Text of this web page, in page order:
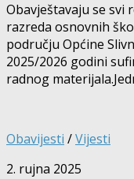
Obavještavaju se svi
razreda osnovnih
području Općine
2025/2026 godini
radnog
Obavijesti /Vijesti
2. rujna 2025